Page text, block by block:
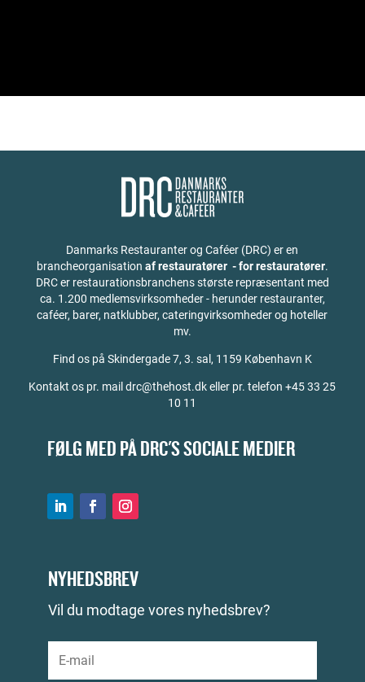
Danmarks Restauranter og Caféer (DRC) er en
brancheorganisation af restauratører - for restauratører.
DRC er restaurationsbranchens største repræsentant med
ca. 1.200 medlemsvirksomheder - herunder restauranter,
caféer, barer, natklubber, cateringvirksomheder og hoteller
mv.
Find os på Skindergade 7, 3. sal, 1159 København K
Kontakt os pr. mail drc@thehost.dk eller pr. telefon +45 33 25
10 11
FØLG MED PÅ DRC'S SOCIALE MEDIER
NYHEDSBREV
Vil du modtage vores nyhedsbrev?